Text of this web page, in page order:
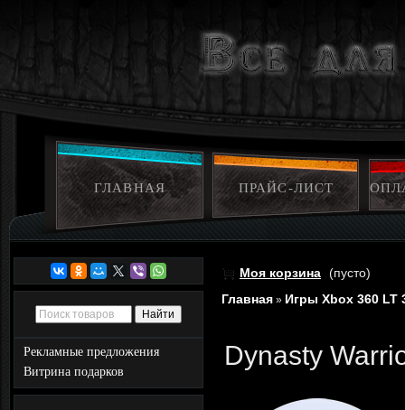
ГЛАВНАЯ ПРАЙС-ЛИСТ
Рекламные предложения
Витрина подарков
Моя корзина (пусто)
Главная » Игры Xbox 360 LT
Dynasty